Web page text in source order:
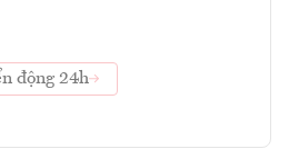
động 24h